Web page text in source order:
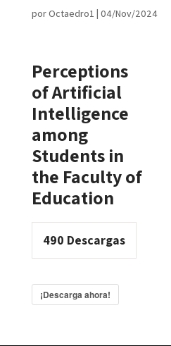
porOctaedro1 | 04/Nov/2024
Perceptions
of Artificial
Intelligence
among
Students in
the Faculty of
Education
490 Descargas
¡Descarga ahora!